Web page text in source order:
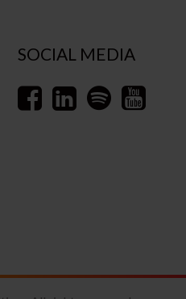
SOCIAL MEDIA